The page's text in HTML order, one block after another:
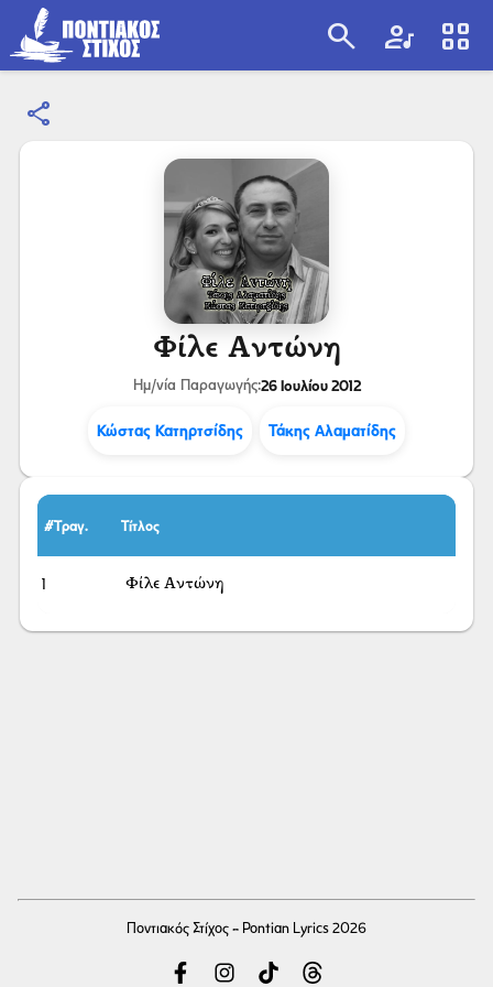
search artist view_cozy
share
Φίλε Αντώνη
Ημ/νία Παραγωγής:26 Ιουλίου 2012
Κώστας Κατηρτσίδης Τάκης Αλαματίδης
#Τραγ. Τίτλος
1 Φίλε Αντώνη
Ποντιακός Στίχος - Pontian Lyrics 2026